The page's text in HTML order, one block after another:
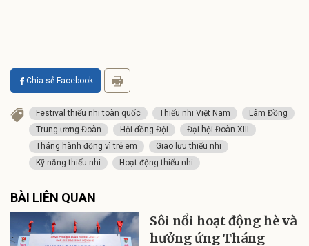
Chia sẻ Facebook
Festival thiếu nhi toàn quốc Thiếu nhi Việt Nam
Lâm Đồng
Trung ương Đoàn
Hội đồng Đội
Đại hội Đoàn XIII
Tháng hành động vì trẻ em
Giao lưu thiếu nhi
Kỹ năng thiếu nhi
Hoạt động thiếu nhi
BÀI LIÊN QUAN
Sôi nổi hoạt động hè và
hưởng ứng Tháng